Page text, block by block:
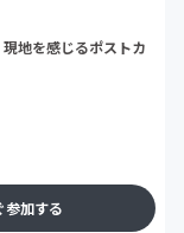
地を感じるポストカ
参加する